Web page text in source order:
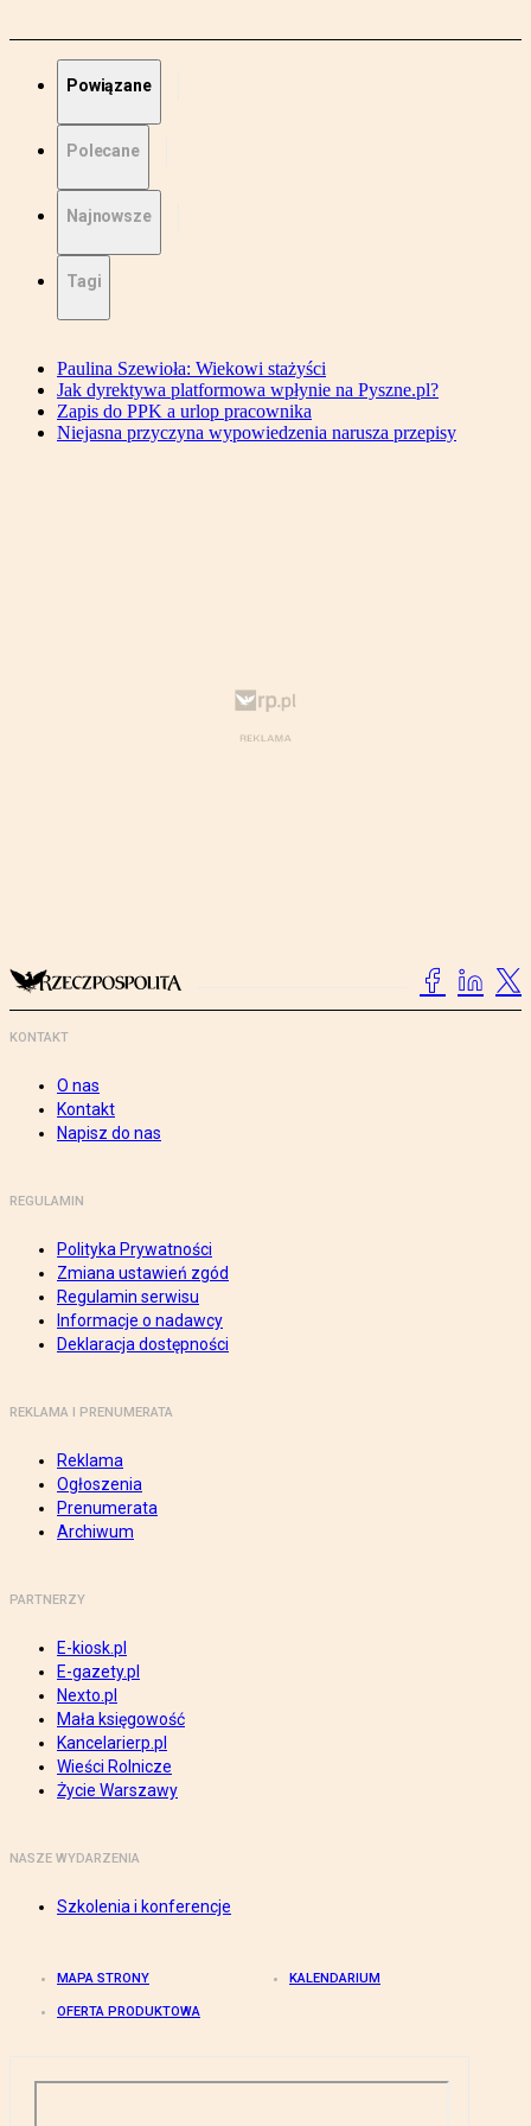
Powiązane
Polecane
Najnowsze
Tagi
Paulina Szewioła: Wiekowi stażyści
Jak dyrektywa platformowa wpłynie na Pyszne.pl?
Zapis do PPK a urlop pracownika
Niejasna przyczyna wypowiedzenia narusza przepisy
KONTAKT
O nas
Kontakt
Napisz do nas
REGULAMIN
Polityka Prywatności
Zmiana ustawień zgód
Regulamin serwisu
Informacje o nadawcy
Deklaracja dostępności
REKLAMA I PRENUMERATA
Reklama
Ogłoszenia
Prenumerata
Archiwum
PARTNERZY
E-kiosk.pl
E-gazety.pl
Nexto.pl
Mała księgowość
Kancelarierp.pl
Wieści Rolnicze
Życie Warszawy
NASZE WYDARZENIA
Szkolenia i konferencje
MAPA STRONY KALENDARIUM
OFERTA PRODUKTOWA